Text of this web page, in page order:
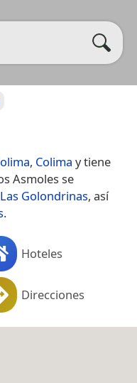
, Colima y tiene
Asmoles se
Las Golondrinas, así
.
Hoteles
Direcciones